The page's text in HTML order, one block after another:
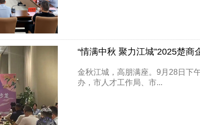
“情满中秋 聚力江城”2025楚商
金秋江城，高朋满座。9月28日下
办，市人才工作局、市...